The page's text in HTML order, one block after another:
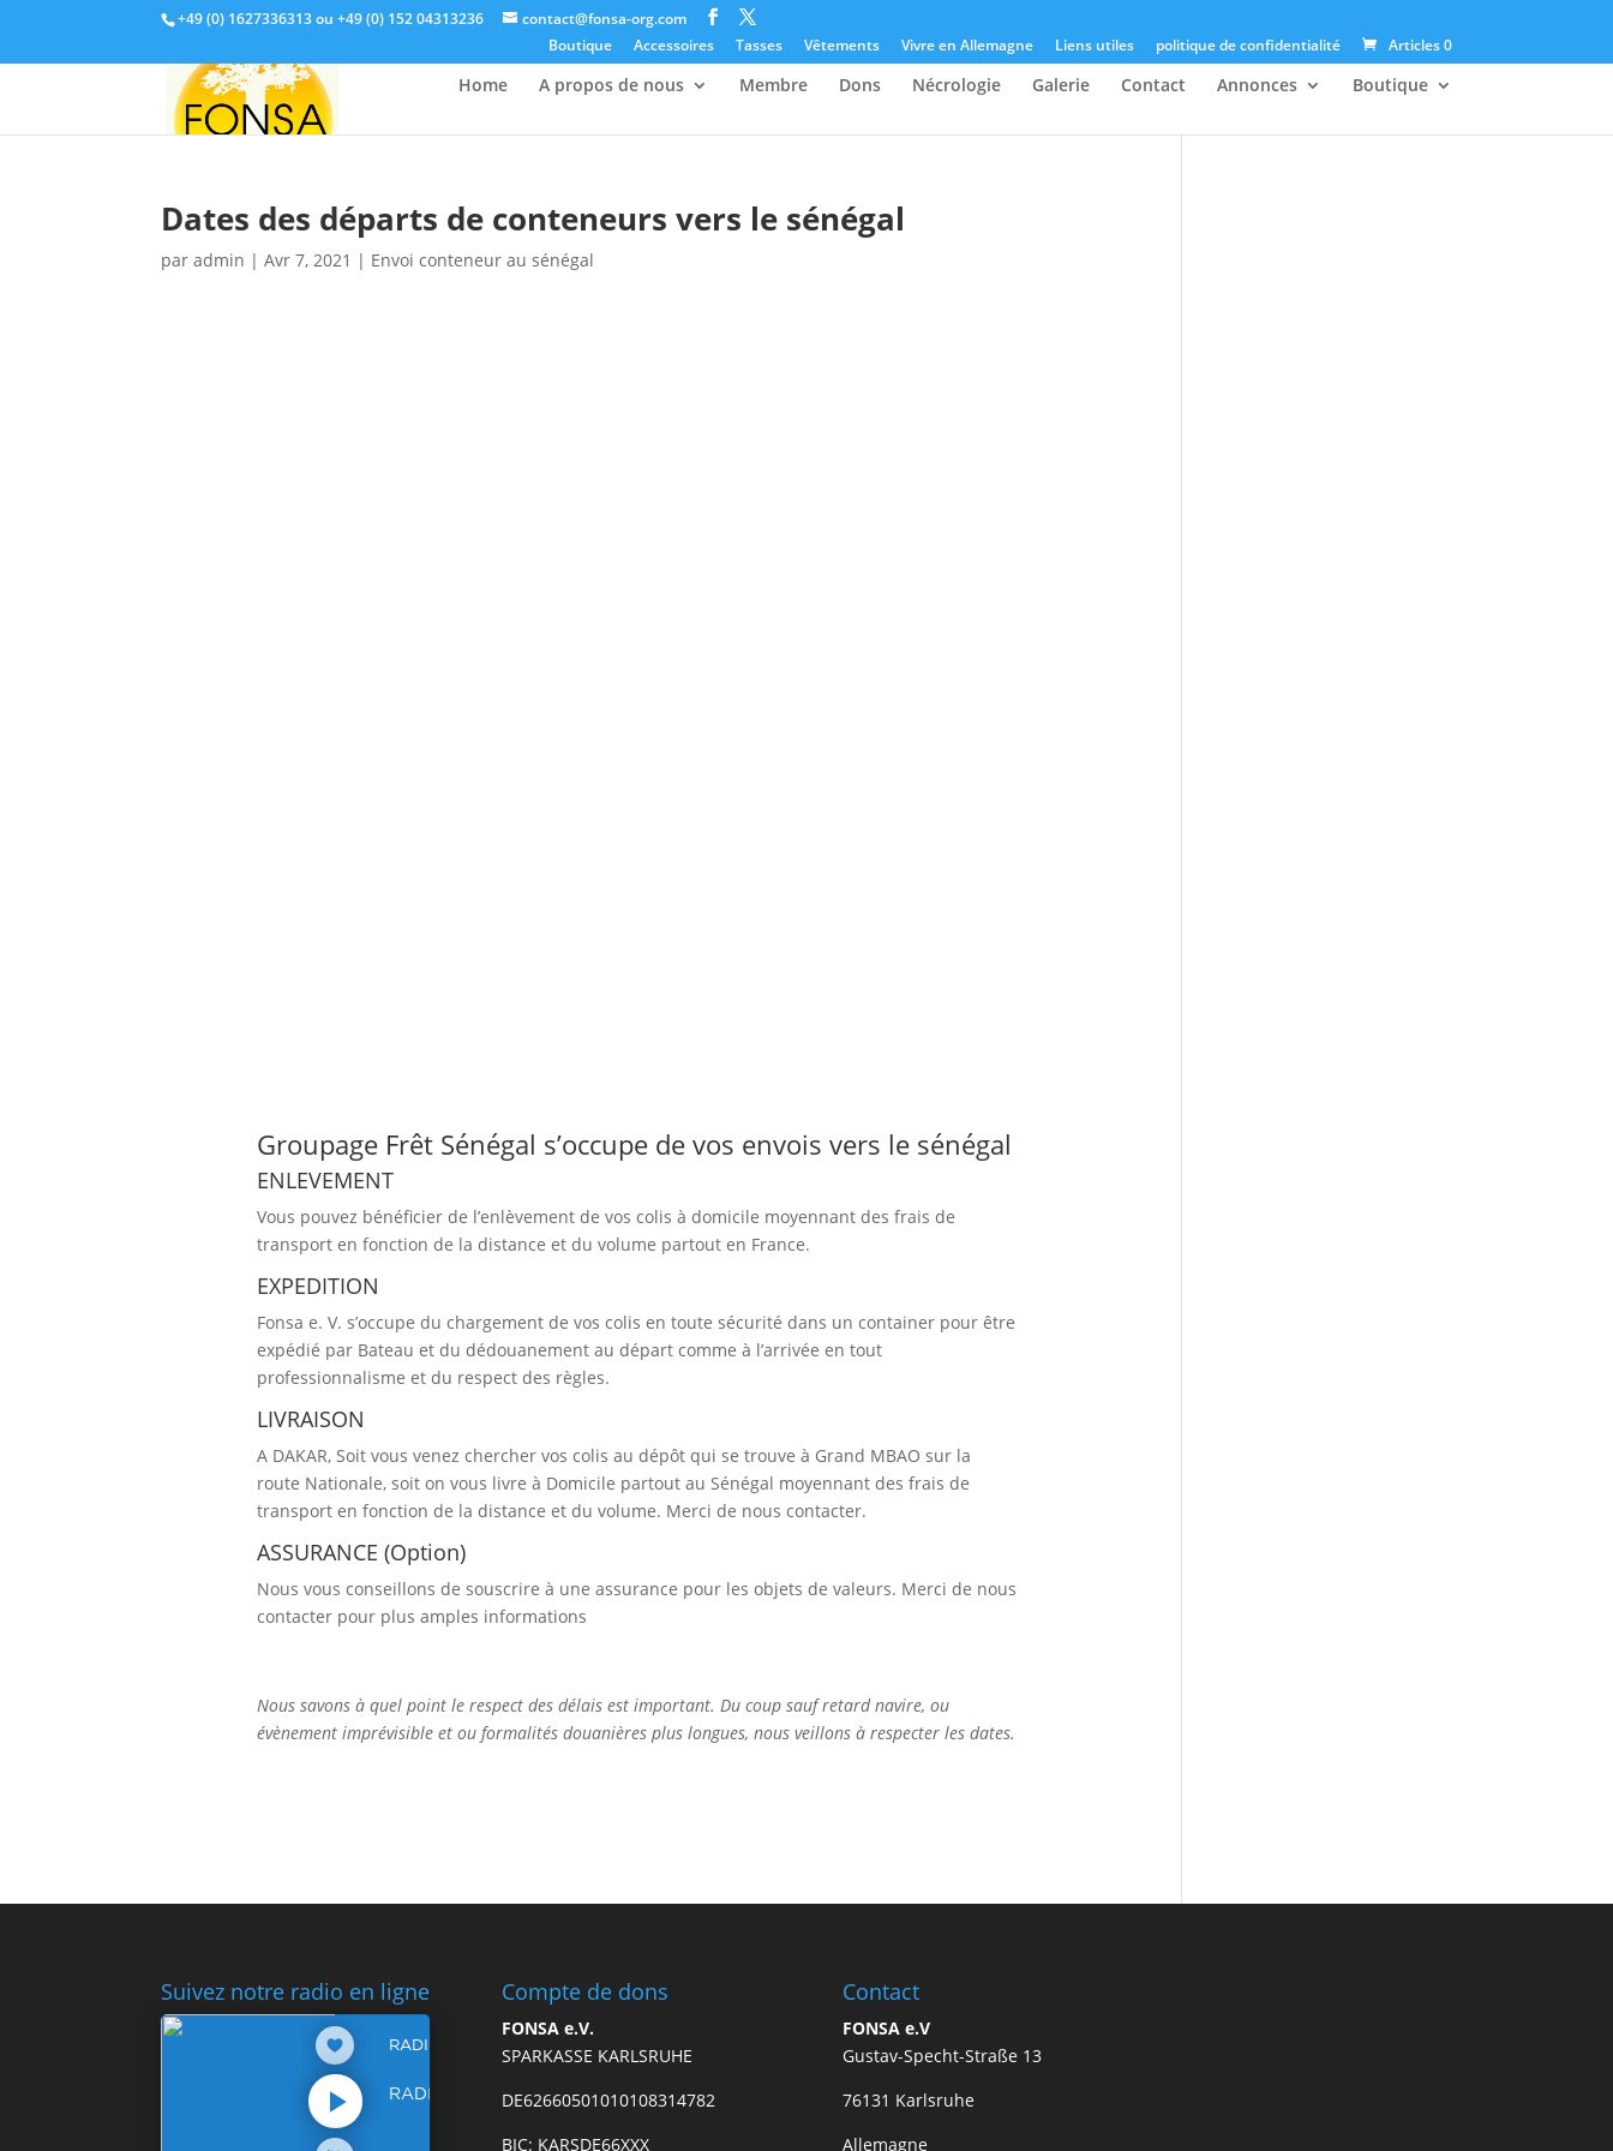
+49 (0) 1627336313 ou +49 (0) 152 04313236
contact@fonsa-org.com
Boutique
Accessoires Tasses Vêtements Vivre en Allemagne Liens utiles politique de confidentialité Articles 0
Home A propos de nous Membre Dons Nécrologie Galerie Contact Annonces Boutique
Dates des départs de conteneurs vers le sénégal
paradmin |Avr 7, 2021 | Envoi conteneur au sénégal
Groupage Frêt Sénégal s’occupe de vos envois vers le sénégal
ENLEVEMENT
Vous pouvez bénéficier de l’enlèvement de vos colis à domicile moyennant des frais de
transport en fonction de la distance et du volume partout en France.
EXPEDITION
Fonsa e. V. s’occupe du chargement de vos colis en toute sécurité dans un container pour être
expédié par Bateau et du dédouanement au départ comme à l’arrivée en tout
professionnalisme et du respect des règles.
LIVRAISON
A DAKAR, Soit vous venez chercher vos colis au dépôt qui se trouve à Grand MBAO sur la
route Nationale, soit on vous livre à Domicile partout au Sénégal moyennant des frais de
transport en fonction de la distance et du volume. Merci de nous contacter.
ASSURANCE (Option)
Nous vous conseillons de souscrire à une assurance pour les objets de valeurs. Merci de nous
contacter pour plus amples informations
Nous savons à quel point le respect des délais est important. Du coup sauf retard navire, ou
évènement imprévisible et ou formalités douanières plus longues, nous veillons à respecter les dates.
Suivez notre radio en ligne Compte de dons
FONSA e.V.
SPARKASSE KARLSRUHE
DE62660501010108314782
BIC: KARSDE66XXX
Contact
FONSA e.V
Gustav-Specht-Straße 13
76131 Karlsruhe
Allemagne